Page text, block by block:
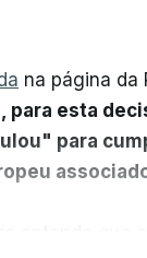
na página da
esta
para